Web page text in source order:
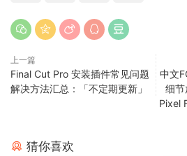
上一篇
Final Cut Pro 安装插件常见问题
解决方法汇总：「不定期更新」
中文
细
Pixel
猜你喜欢